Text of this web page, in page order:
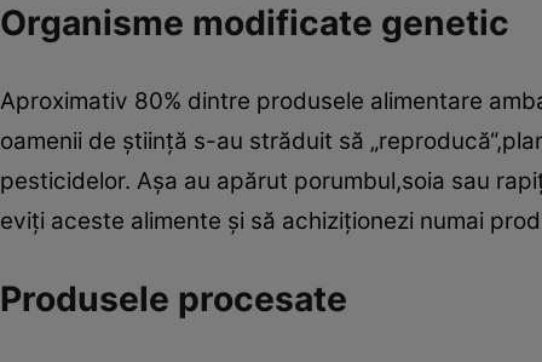
Organisme modificate genetic
Aproximativ 80% dintre produsele alimentare
oamenii de ştiinţă s-au străduit să
pesticidelor. Aşa au apărut porumbul,soia sau
eviţi aceste alimente şi să achiziţionezi numai
Produsele procesate